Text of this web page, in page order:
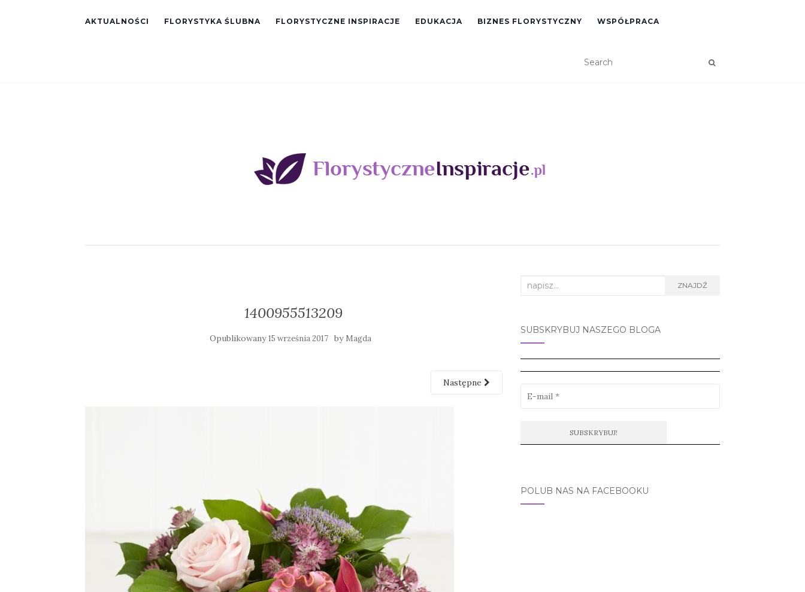
AKTUALNOŚCI FLORYSTYKA ŚLUBNA FLORYSTYCZNE INSPIRACJE EDUKACJA BIZNES FLORYSTYCZNY WSPÓŁPRACA
1400955513209
Opublikowany15 września 2017 by Magda
Następne
Search
ZNAJDŹ
SUBSKRYBUJ NASZEGO BLOGA
POLUB NAS NA FACEBOOKU